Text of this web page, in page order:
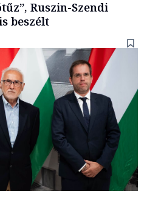
Ruszin-Szendi
beszélt